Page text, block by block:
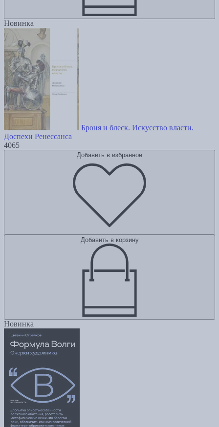
Новинка
Броня и блеск. Искусство власти.
Доспехи Ренессанса
4065
Добавить в избранное
Добавить в корзину
Новинка